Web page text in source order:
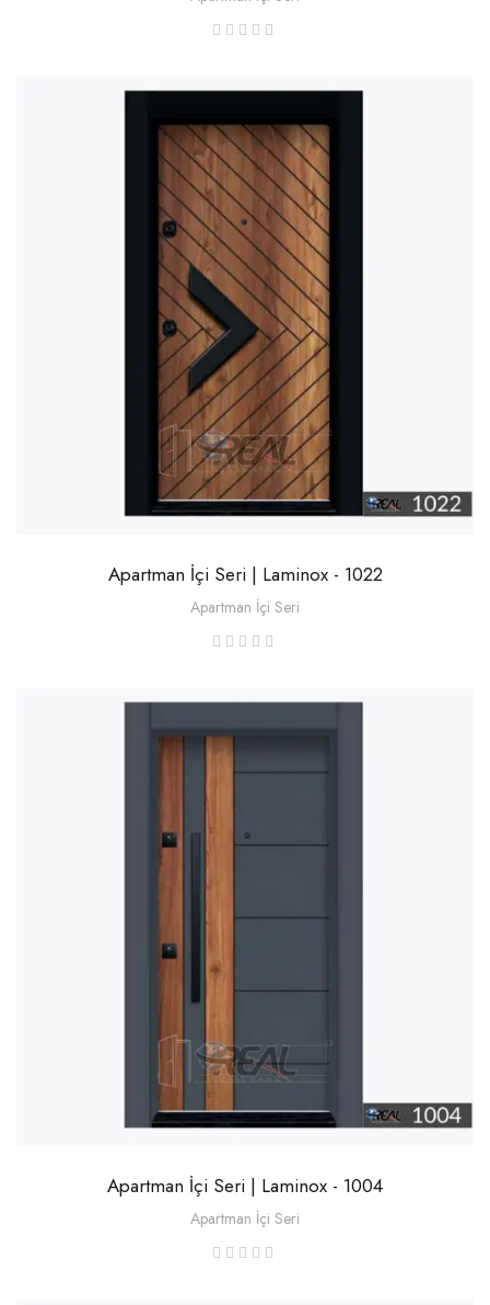
Apartman İçi Seri | Laminox - 1022
Apartman İçi Seri
Apartman İçi Seri | Laminox - 1004
Apartman İçi Seri